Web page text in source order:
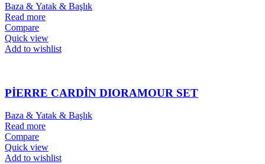
Baza & Yatak & Başlık
Read more
Compare
Quick view
Add to wishlist
PİERRE CARDİN DIORAMOUR SET
Baza & Yatak & Başlık
Read more
Compare
Quick view
Add to wishlist